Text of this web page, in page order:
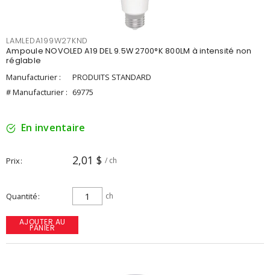
LAMLEDA199W27KND
Ampoule NOVOLED A19 DEL 9.5W 2700°K 800LM à intensité non
réglable
Manufacturier :
PRODUITS STANDARD
# Manufacturier : 69775
En inventaire
Prix 2,01 $ / ch
Quantité ch
AJOUTER AU
PANIER